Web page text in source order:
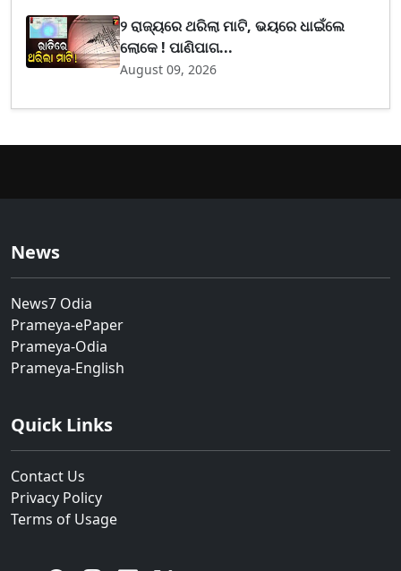
୨ ରାଜ୍ୟରେ ଥରିଲା ମାଟି, ଭୟରେ ଧାଇଁଲେ
ଲୋକେ ! ପାଣିପାଗ...
August 09, 2026
News
News7 Odia
Prameya-ePaper
Prameya-Odia
Prameya-English
Quick Links
Contact Us
Privacy Policy
Terms of Usage